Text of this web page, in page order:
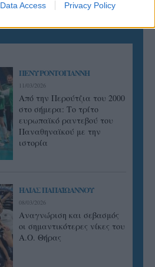
Data Access Privacy Policy
ΠΕΝΥ ΡΟΝΤΟΓΙΑΝΝΗ
11/03/2026
Από την Περούτζια του 2000
στο σήμερα: Tο τρίτο
ευρωπαϊκό ραντεβού του
Παναθηναϊκού με την
ιστορία
ΗΛΙΑΣ ΠΑΠΑΪΩΑΝΝΟΥ
08/03/2026
Αναγνώριση και σεβασμός
οι σημαντικότερες νίκες του
Α.Ο. Θήρας